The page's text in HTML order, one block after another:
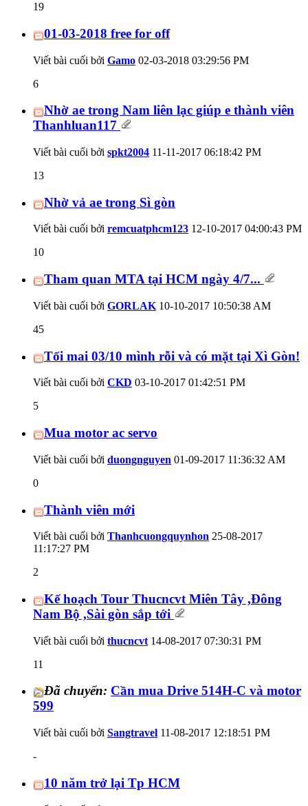
19
01-03-2018 free for off
Viết bài cuối bởi Gamo 02-03-2018 03:29:56 PM
6
Nhờ ae trong Nam liên lạc giúp e thành viên
Thanhluan117
Viết bài cuối bởi spkt2004 11-11-2017 06:18:42 PM
13
Nhờ vả ae trong Sì gòn
Viết bài cuối bởi remcuatphcm123 12-10-2017 04:00:43 PM
10
Tham quan MTA tại HCM ngày 4/7...
Viết bài cuối bởi GORLAK 10-10-2017 10:50:38 AM
45
Tối mai 03/10 mình rỗi và có mặt tại Xì Gòn!
Viết bài cuối bởi CKD 03-10-2017 01:42:51 PM
5
Mua motor ac servo
Viết bài cuối bởi duongnguyen 01-09-2017 11:36:32 AM
0
Thành viên mới
Viết bài cuối bởi Thanhcuongquynhon 25-08-2017
11:17:27 PM
2
Kế hoạch Tour Thucncvt Miên Tây ,Đông
Nam Bộ ,Sài gòn sắp tới
Viết bài cuối bởi thucncvt 14-08-2017 07:30:31 PM
11
Đã chuyển: Cần mua Drive 514H-C và motor
599
Viết bài cuối bởi Sangtravel 11-08-2017 12:18:51 PM
-
10 năm trở lại Tp HCM